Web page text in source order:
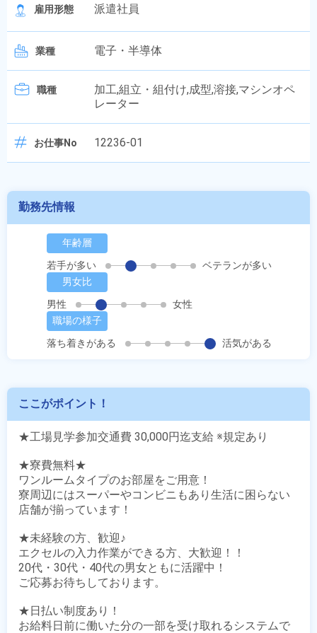
雇用形態 派遣社員
業種 電子・半導体
職種
加工,組立・組付け,成型,溶接,マシンオペ
レーター
お仕事No 12236-01
勤務先情報
年齢層
若手が多い
ベテランが多い
男女比
男性
女性
職場の様子
落ち着きがある
活気がある
ここがポイント！
★工場見学参加交通費 30,000円迄支給 ※規定あり
★寮費無料★
ワンルームタイプのお部屋をご用意！
寮周辺にはスーパーやコンビニもあり生活に困らない
店舗が揃っています！
★未経験の方、歓迎♪
エクセルの入力作業ができる方、大歓迎！！
20代・30代・40代の男女ともに活躍中！
ご応募お待ちしております。
★日払い制度あり！
お給料日前に働いた分の一部を受け取れるシステムで